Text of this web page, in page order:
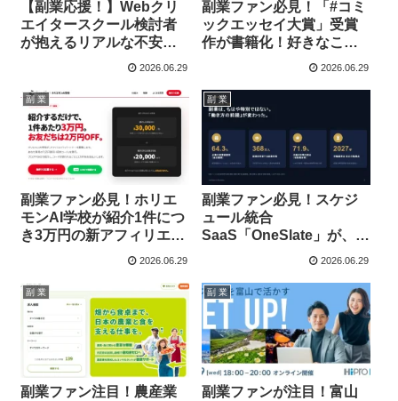
【副業応援！】Webクリ
エイタースクール検討者
が抱えるリアルな不安
TOP10を徹底解剖！あな
と見つかる！
2026.06.29
副業ファン必見！「#コミ
ックエッセイ大賞」受賞
作が書籍化！好きなこと
を形にするクリエイター
2026.06.29
副 業
副業ファン必見！ホリエ
モンAI学校が紹介1件につ
き3万円の新アフィリエイ
ト制度を本日スタート！
2026.06.29
副 業
副業ファン必見！スケジ
ュール統合
SaaS「OneSlate」が、あ
なたの“推し活”を支える
始
2026.06.29
副 業
副業ファン注目！農産業
副 業
副業ファンが注目！富山